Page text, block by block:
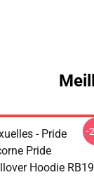
- Pride
Pride
Hoodie
-